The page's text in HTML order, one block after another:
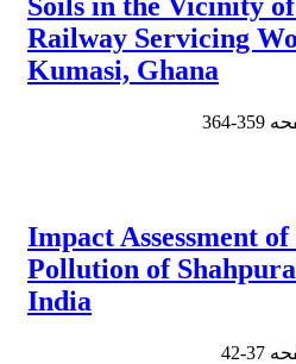
Railway Servicing
Kumasi, Ghana
359-364
Impact Assessment
Pollution of
India
37-42